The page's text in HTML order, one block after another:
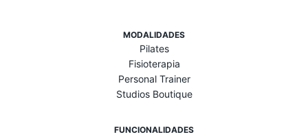
MODALIDADES
Pilates
Fisioterapia
Personal Trainer
Studios Boutique
FUNCIONALIDADES